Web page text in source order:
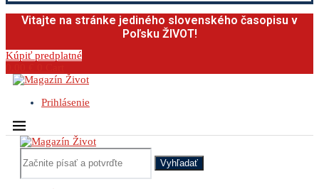
Vitajte na stránke jediného slovenského časopisu v
Poľsku ŽIVOT!
Kúpiť predplatné
Prihlásenie
Vyhľadať